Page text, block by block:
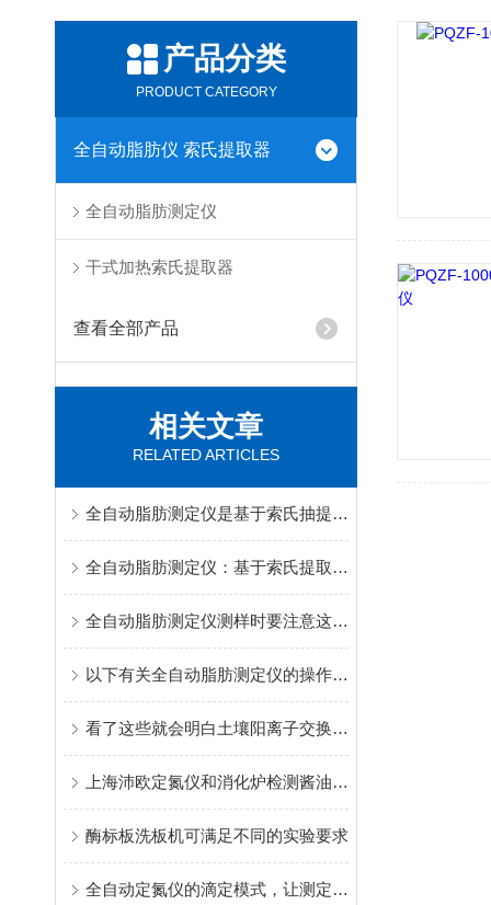
产品分类
PRODUCT CATEGORY
全自动脂肪仪 索氏提取器
全自动脂肪测定仪
干式加热索氏提取器
查看全部产品
相关文章
RELATED ARTICLES
全自动脂肪测定仪是基于索氏抽提原理的实验室检测仪器
全自动脂肪测定仪：基于索氏提取原理的实验室设备
全自动脂肪测定仪测样时要注意这些细节
以下有关全自动脂肪测定仪的操作步骤，要认真看完哦
看了这些就会明白土壤阳离子交换量检测仪为啥这么抢手了
上海沛欧定氮仪和消化炉检测酱油中的蛋白质含量
酶标板洗板机可满足不同的实验要求
全自动定氮仪的滴定模式，让测定结果更！